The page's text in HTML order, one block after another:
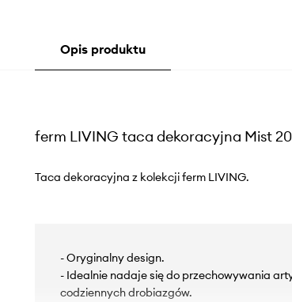
Opis produktu
ferm LIVING taca dekoracyjna Mist
Taca dekoracyjna z kolekcji ferm LIVING.
- Oryginalny design.
- Idealnie nadaje się do przechowywania
codziennych drobiazgów.